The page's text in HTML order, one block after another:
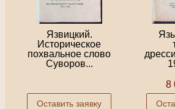
Язвицкий.
Историческое
похвальное слово
Суворов...
Оставить заявку
8